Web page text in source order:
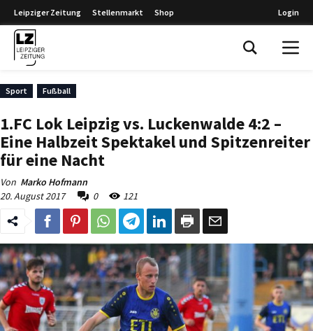
Leipziger Zeitung Stellenmarkt Shop Login
Sport Fußball
1.FC Lok Leipzig vs. Luckenwalde 4:2 –
Eine Halbzeit Spektakel und Spitzenreiter
für eine Nacht
Von Marko Hofmann
20. August 2017
0 121